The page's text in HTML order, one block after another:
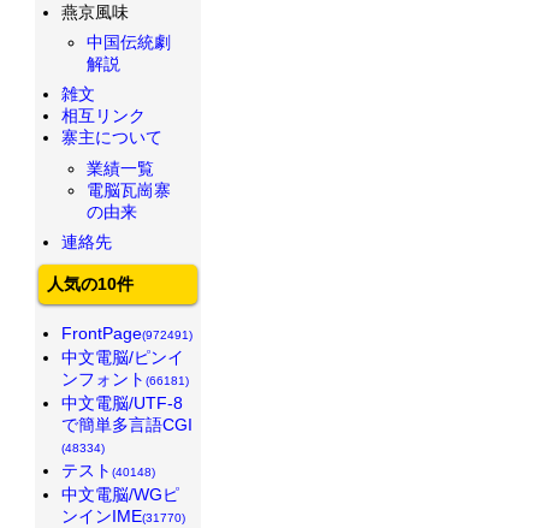
燕京風味
中国伝統劇
解説
雑文
相互リンク
寨主について
業績一覧
電脳瓦崗寨
の由来
連絡先
人気の10件
FrontPage(972491)
中文電脳/ピンイ
ンフォント (66181)
中文電脳/UTF-8
で簡単多言語CGI
(48334)
テスト (40148)
中文電脳/WGピ
ンインIME(31770)